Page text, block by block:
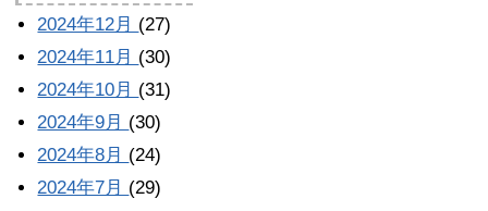
2024年12月 (27)
2024年11月 (30)
2024年10月 (31)
2024年9月 (30)
2024年8月 (24)
2024年7月 (29)